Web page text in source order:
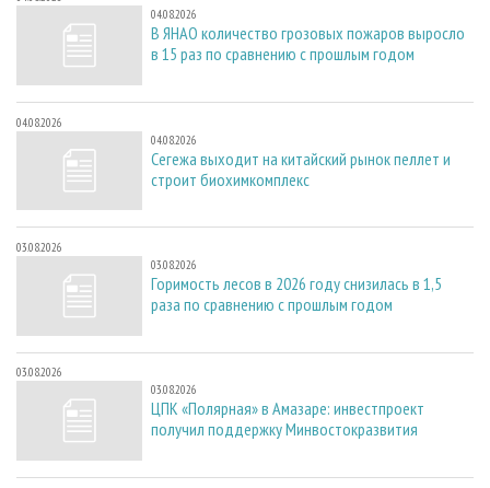
04.08.2026
В ЯНАО количество грозовых пожаров выросло
в 15 раз по сравнению с прошлым годом
04.08.2026
04.08.2026
Сегежа выходит на китайский рынок пеллет и
строит биохимкомплекс
03.08.2026
03.08.2026
Горимость лесов в 2026 году снизилась в 1,5
раза по сравнению с прошлым годом
03.08.2026
03.08.2026
ЦПК «Полярная» в Амазаре: инвестпроект
получил поддержку Минвостокразвития